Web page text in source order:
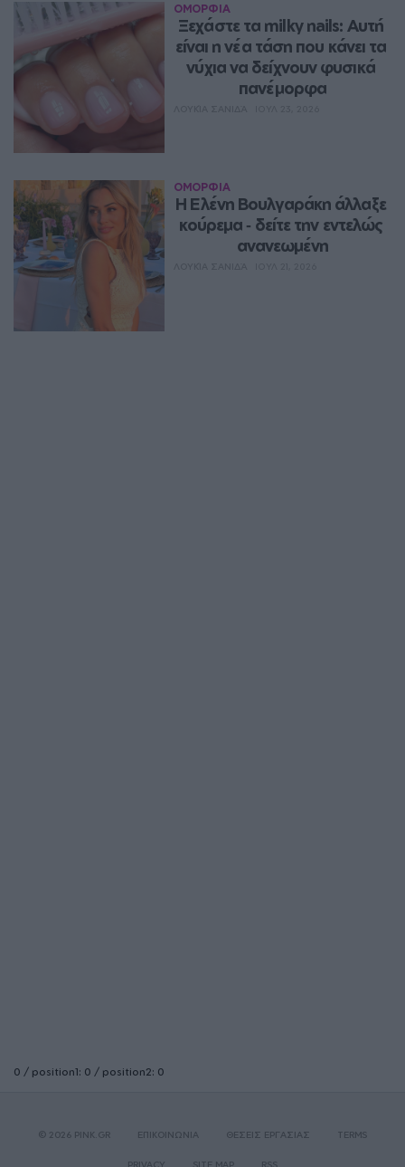
ΟΜΟΡΦΙΑ
Ξεχάστε τα milky nails: Αυτή
είναι η νέα τάση που κάνει τα
νύχια να δείχνουν φυσικά
πανέμορφα
ΟΜΟΡΦΙΑ
Η Ελένη Βουλγαράκη άλλαξε
κούρεμα ‑ δείτε την εντελώς
ανανεωμένη
0 / position1: 0 / position2: 0
© 2026 PINK.GR ΕΠΙΚΟΙΝΩΝΙΑ ΘΕΣΕΙΣ ΕΡΓΑΣΙΑΣ TERMS
PRIVACY SITE MAP RSS